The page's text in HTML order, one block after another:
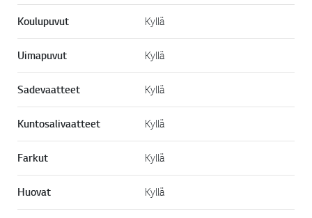
Koulupuvut Kyllä
Uimapuvut Kyllä
Sadevaatteet Kyllä
Kuntosalivaatteet Kyllä
Farkut Kyllä
Huovat Kyllä